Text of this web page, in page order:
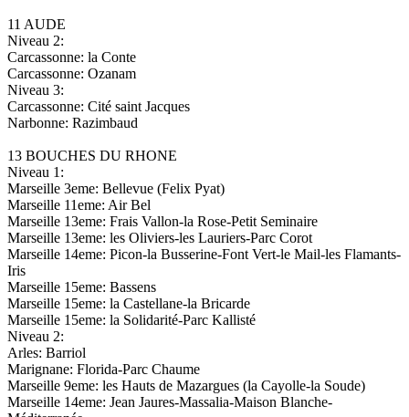
11 AUDE
Niveau 2:
Carcassonne: la Conte
Carcassonne: Ozanam
Niveau 3:
Carcassonne: Cité saint Jacques
Narbonne: Razimbaud
13 BOUCHES DU RHONE
Niveau 1:
Marseille 3eme: Bellevue (Felix Pyat)
Marseille 11eme: Air Bel
Marseille 13eme: Frais Vallon-la Rose-Petit Seminaire
Marseille 13eme: les Oliviers-les Lauriers-Parc Corot
Marseille 14eme: Picon-la Busserine-Font Vert-le Mail-les Flamants-
Iris
Marseille 15eme: Bassens
Marseille 15eme: la Castellane-la Bricarde
Marseille 15eme: la Solidarité-Parc Kallisté
Niveau 2:
Arles: Barriol
Marignane: Florida-Parc Chaume
Marseille 9eme: les Hauts de Mazargues (la Cayolle-la Soude)
Marseille 14eme: Jean Jaures-Massalia-Maison Blanche-